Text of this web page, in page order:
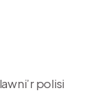
polisi